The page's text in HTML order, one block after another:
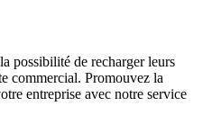
possibilité de recharger leurs
commercial. Promouvez la
entreprise avec notre service